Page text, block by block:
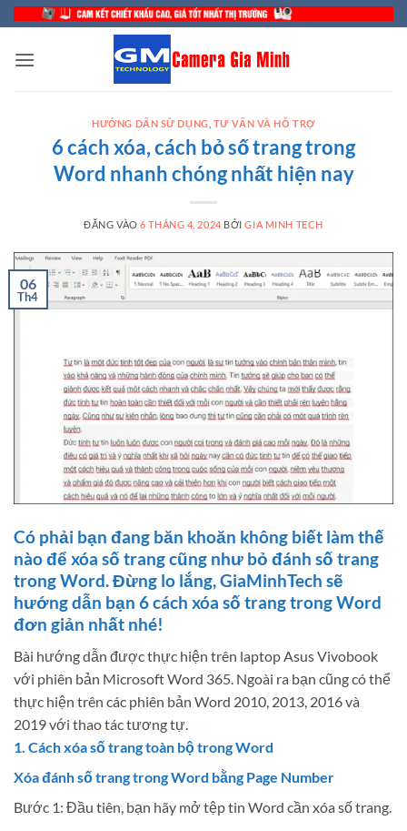
Bỏ
qua
nội
HƯỚNG DẤN SỬ DỤNG TƯ VẤN VÀ HỖ TRỢ
6 cách xóa, cách bỏ số trang trong
Word nhanh chóng nhất hiện nay
ĐĂNG VÀO6 THÁNG 4, 2024 BỞIGIA MINH TECH
06
Th4
Có phải bạn đang băn khoăn không biết làm thế
nào để xóa số trang cũng như bỏ đánh số trang
trong Word. Đừng lo lắng, GiaMinhTech sẽ
hướng dẫn bạn 6 cách xóa số trang trong Word
đơn giản nhất nhé!
Bài hướng dẫn được thực hiện trên laptop Asus Vivobook
với phiên bản Microsoft Word 365. Ngoài ra bạn cũng có thể
thực hiện trên các phiên bản Word 2010, 2013, 2016 và
2019 với thao tác tương tự.
1. Cách xóa số trang toàn bộ trong Word
Xóa đánh số trang trong Word bằng Page Number
Bước 1: Đầu tiên, bạn hãy mở tệp tin Word cần xóa số trang.